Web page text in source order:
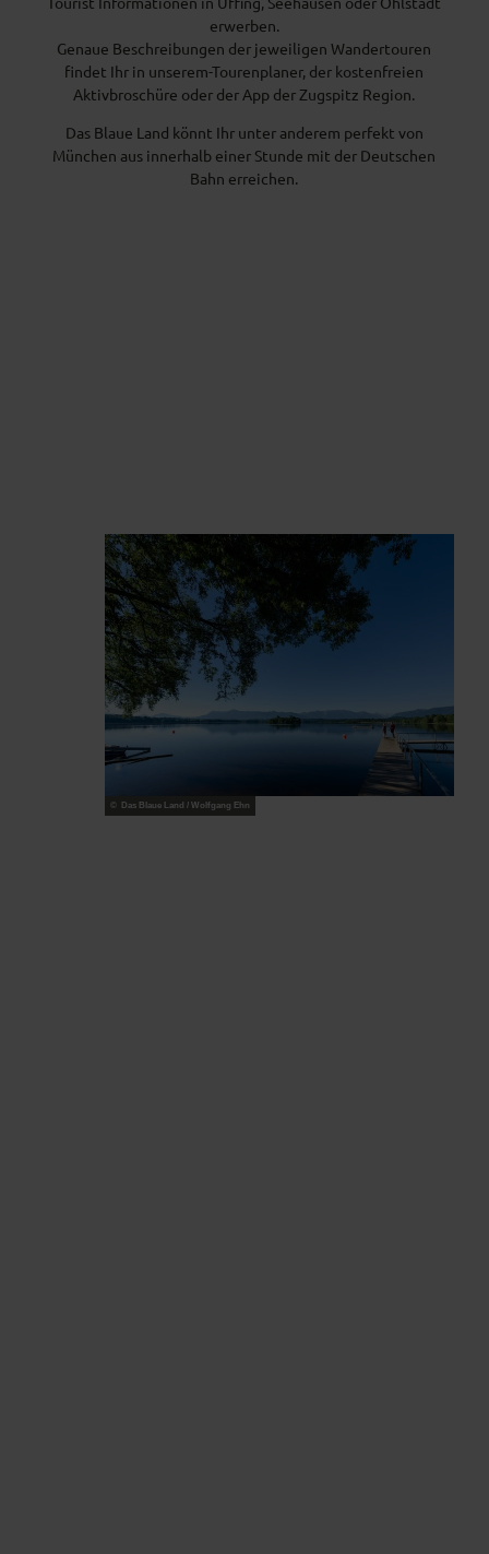
erwerben.
Genaue Beschreibungen der jeweiligen Wandertouren
findet Ihr in unserem-Tourenplaner, der kostenfreien
Aktivbroschüre oder der App der Zugspitz Region.
Das Blaue Land könnt Ihr unter anderem perfekt von
München aus innerhalb einer Stunde mit der Deutschen
Bahn erreichen.
© Das Blaue Land / Wolfgang Ehn